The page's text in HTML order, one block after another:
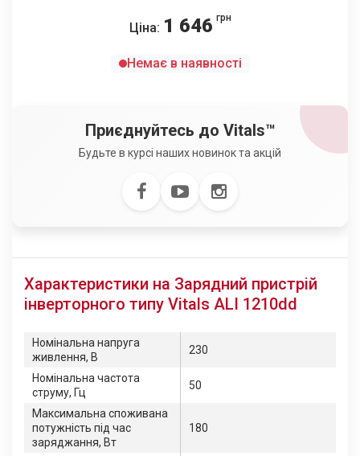
Ціна: 1 646 грн
Немає в наявності
Приєднуйтесь до Vitals™
Будьте в курсі наших новинок та акцій
Характеристики на Зарядний пристрій
інверторного типу Vitals ALI 1210dd
Номінальна напруга
живлення, В
230
Номінальна частота
струму, Гц
50
Максимальна споживана
потужність під час
заряджання, Вт
180